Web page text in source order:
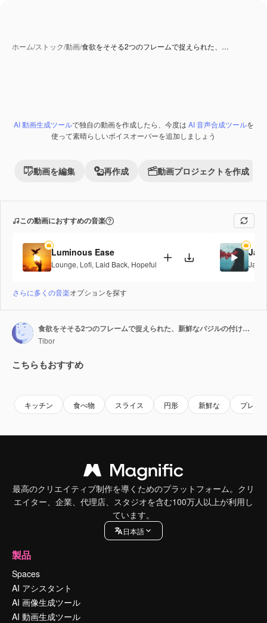
ホーム/ストック/動画/食欲をそそる2つのフレームで捉えられた、…
PremiumAI 生成コンテンツ
AI 動画生成ツールで独自の動画を作成したら、今度は AI 音声合成ツールを
使って素晴らしいボイスオーバーを追加しましょう
動画を編集 再作成 動画プロジェクトを作成
この動画におすすめの音楽
Luminous Ease
Lounge, Lofi, Laid Back, Hopeful Jazz
さらに多くの音楽オプションを探す
食欲をそそる2つのフレームで捉えられた、新鮮なバジルの付け合わせが添えられた、クリスピーなクラストととろけるチーズで完璧に焼き上げられた、とても美味しいホットペパロニピザ
Tibor
こちらもおすすめ
キッチン 食べ物 スライス 円形 新鮮な プレゼ
最高のクリエイティブ制作を導くためのプラットフォーム。クリ
エイター、企業、代理店、スタジオを含む100万人以上が利用し
ています。
日本語
製品
Spaces
AI アシスタント
AI 画像生成ツール
AI 動画生成ツール